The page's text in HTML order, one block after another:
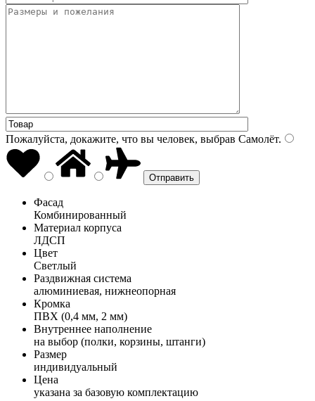
Пожалуйста, докажите, что вы человек, выбрав Самолёт.
Фасад
Комбинированный
Материал корпуса
ЛДСП
Цвет
Светлый
Раздвижная система
алюминиевая, нижнеопорная
Кромка
ПВХ (0,4 мм, 2 мм)
Внутреннее наполнение
на выбор (полки, корзины, штанги)
Размер
индивидуальный
Цена
указана за базовую комплектацию